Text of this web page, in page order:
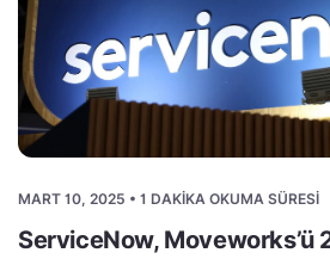
MART 10, 2025 • 1 DAKIKA OKUMA SÜRESI
ServiceNow, Moveworks’ü